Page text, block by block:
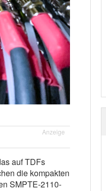
Anzeige
auf TDFs
die kompakten
SMPTE-2110-